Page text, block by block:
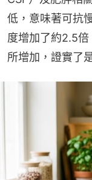
低，意味著可抗
度增加了約2.5
所增加，證實了